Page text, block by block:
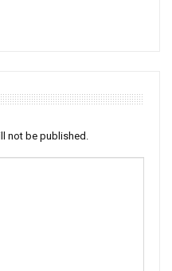
not be published.